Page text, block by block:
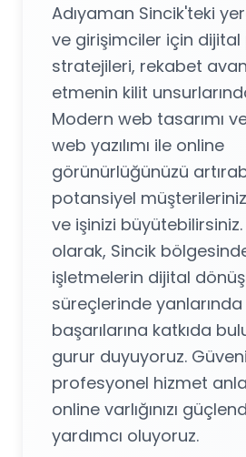
Adıyaman Sincik'teki
ve girişimciler için
stratejileri, rekabet
etmenin kilit
Modern web tasarımı
web yazılımı ile online
görünürlüğünüzü
potansiyel
ve işinizi
olarak, Sincik
işletmelerin dijital
süreçlerinde
başarılarına katkıda
gurur duyuyoruz.
profesyonel hizmet
online varlığınızı
yardımcı oluyoruz.